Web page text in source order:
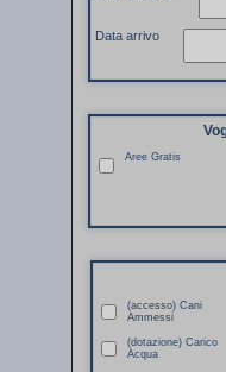
Data arrivo
Aree Gratis
(accesso) Cani
Ammessi
(dotazione) Carico
Acqua